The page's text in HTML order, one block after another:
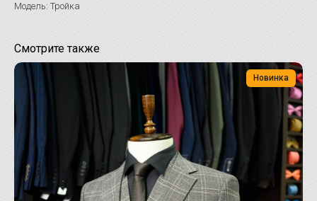
Модель: Тройка
Смотрите также
Новинка